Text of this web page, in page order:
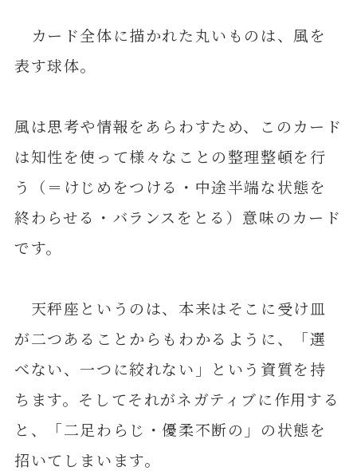
カード全体に描かれた丸いものは、風を
表す球体。
風は思考や情報をあらわすため、このカード
は知性を使って様々なことの整理整頓を行
う（＝けじめをつける・中途半端な状態を
終わらせる・バランスをとる）意味のカード
です。
天秤座というのは、本来はそこに受け皿
が二つあることからもわかるように、「選
べない、一つに絞れない」という資質を持
ちます。そしてそれがネガティブに作用する
と、「二足わらじ・優柔不断の」の状態を
招いてしまいます。